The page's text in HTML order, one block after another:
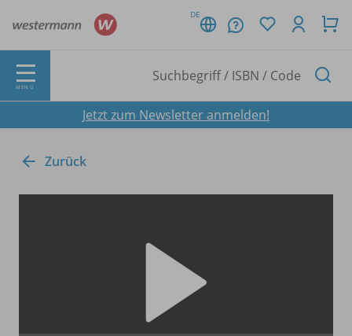
DE
MENÜ
Jetzt zum Newsletter anmelden!
Zurück